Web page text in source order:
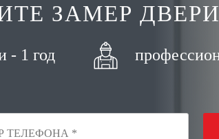
ЗАМЕР
- 1 год